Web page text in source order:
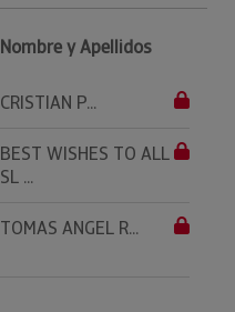
Nombre y Apellidos
CRISTIAN P...
BEST WISHES TO ALL
SL ...
TOMAS ANGEL R...